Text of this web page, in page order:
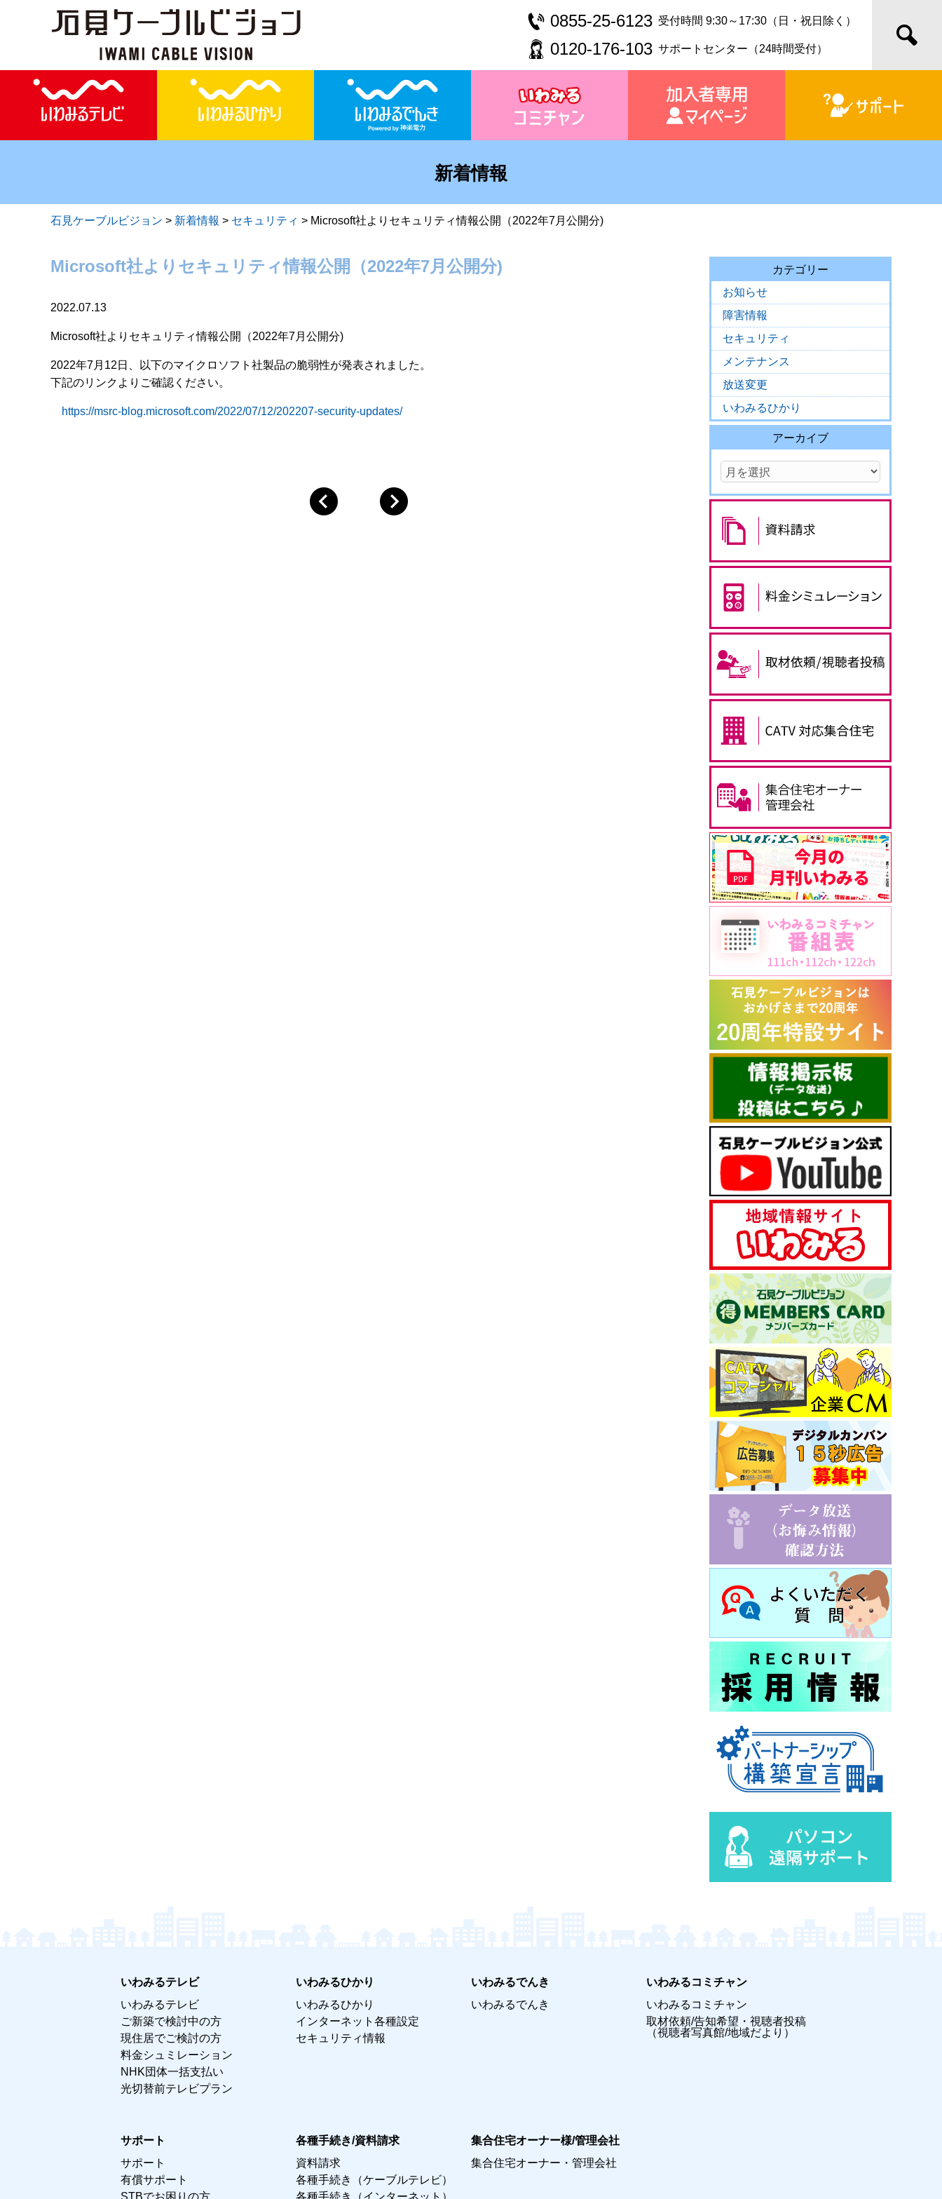
0855-25-6123 受付時間 9:30～17:30（日・祝日除く）
0120-176-103 サポートセンター（24時間受付）
新着情報
石見ケーブルビジョン > 新着情報 > セキュリティ > Microsoft社よりセキュリティ情報公開（2022年7月公開分)
Microsoft社よりセキュリティ情報公開（2022年7月公開分)
2022.07.13
Microsoft社よりセキュリティ情報公開（2022年7月公開分)
2022年7月12日、以下のマイクロソフト社製品の脆弱性が発表されました。
下記のリンクよりご確認ください。
https://msrc-blog.microsoft.com/2022/07/12/202207-security-updates/
カテゴリー
お知らせ
障害情報
セキュリティ
メンテナンス
放送変更
いわみるひかり
アーカイブ
いわみるテレビ
いわみるテレビ
ご新築で検討中の方
現住居でご検討の方
料金シュミレーション
NHK団体一括支払い
光切替前テレビプラン
いわみるひかり
いわみるひかり
インターネット各種設定
セキュリティ情報
いわみるでんき
いわみるでんき
いわみるコミチャン
いわみるコミチャン
取材依頼/告知希望・視聴者投稿
（視聴者写真館/地域だより）
サポート
サポート
有償サポート
STBでお困りの方
各種手続き/資料請求
資料請求
各種手続き（ケーブルテレビ）
各種手続き（インターネット）
集合住宅オーナー様/管理会社
集合住宅オーナー・管理会社